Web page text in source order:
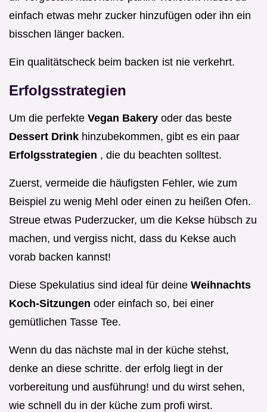
einfach etwas mehr zucker hinzufügen oder ihn ein
bisschen länger backen.
Ein qualitätscheck beim backen ist nie verkehrt.
Erfolgsstrategien
Um die perfekte Vegan Bakery oder das beste
Dessert Drink hinzubekommen, gibt es ein paar
Erfolgsstrategien , die du beachten solltest.
Zuerst, vermeide die häufigsten Fehler, wie zum
Beispiel zu wenig Mehl oder einen zu heißen Ofen.
Streue etwas Puderzucker, um die Kekse hübsch zu
machen, und vergiss nicht, dass du Kekse auch
vorab backen kannst!
Diese Spekulatius sind ideal für deine Weihnachts
Koch-Sitzungen oder einfach so, bei einer
gemütlichen Tasse Tee.
Wenn du das nächste mal in der küche stehst,
denke an diese schritte. der erfolg liegt in der
vorbereitung und ausführung! und du wirst sehen,
wie schnell du in der küche zum profi wirst.